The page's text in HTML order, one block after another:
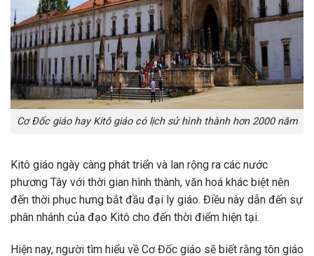
Cơ Đốc giáo hay Kitô giáo có lịch sử hình thành hơn 2000 năm
Kitô giáo ngày càng phát triển và lan rộng ra các nước
phương Tây với thời gian hình thành, văn hoá khác biệt nên
đến thời phục hưng bắt đầu đại ly giáo. Điều này dẫn đến sự
phân nhánh của đạo Kitô cho đến thời điểm hiện tại.
Hiện nay, người tìm hiểu về Cơ Đốc giáo sẽ biết rằng tôn giáo